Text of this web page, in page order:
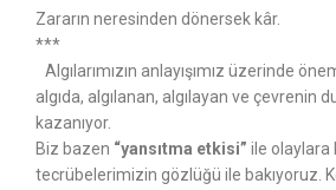
Zararın neresinden dönersek kâr.
***
Algılarımızın anlayışımız üzerinde
algıda, algılanan, algılayan ve çevrenin
kazanıyor.
Biz bazen “yansıtma etkisi” ile olaylara
tecrübelerimizin gözlüğü ile bakıyoruz.